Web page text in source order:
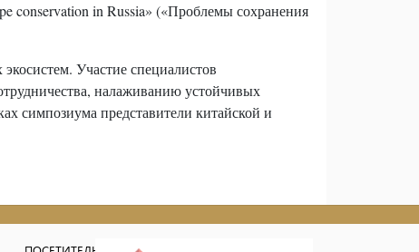
conservation in Russia» («Проблемы сохранения
Участие специалистов
налаживанию устойчивых
симпозиума представители китайской и